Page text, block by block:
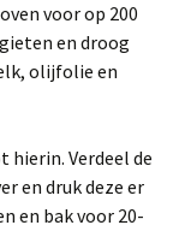
voor op 200
en droog
olijfolie en
hierin. Verdeel de
en druk deze er
en bak voor 20-